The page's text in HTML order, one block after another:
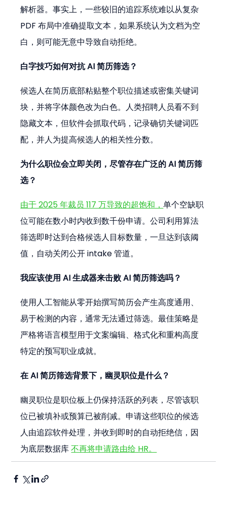
解析器。事实上，一些较旧的追踪系统难以从复杂
PDF 布局中准确提取文本，如果系统认为文档为空
白，则可能无意中导致自动拒绝。
白字技巧如何对抗 AI 简历筛选？
候选人在简历底部粘贴整个职位描述或密集关键词
块，并将字体颜色改为白色。人类招聘人员看不到
隐藏文本，但软件会抓取代码，记录确切关键词匹
配，并人为提高候选人的相关性分数。
为什么职位会立即关闭，尽管存在广泛的 AI 简历筛
选？
由于 2025 年裁员 117 万导致的超饱和，单个空缺职
位可能在数小时内收到数千份申请。公司利用算法
筛选即时达到合格候选人目标数量，一旦达到该阈
值，自动关闭公开 intake 管道。
我应该使用 AI 生成器来击败 AI 简历筛选吗？
使用人工智能从零开始撰写简历会产生高度通用、
易于检测的内容，通常无法通过筛选。最佳策略是
严格将语言模型用于文案编辑、格式化和重构高度
特定的预写职业成就。
在 AI 简历筛选背景下，幽灵职位是什么？
幽灵职位是职位板上仍保持活跃的列表，尽管该职
位已被填补或预算已被削减。申请这些职位的候选
人由追踪软件处理，并收到即时的自动拒绝信，因
为底层数据库 不再将申请路由给 HR。